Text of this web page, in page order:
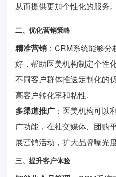
从而提供更加个性化的服务。
二、优化营销策略
精准营销 ：CRM系统能够
好，帮助医美机构制定个性
不同客户群体推送定制化的
高客户转化率和粘性。
多渠道推广 ：医美机构可以
广功能，在社交媒体、团购
展营销活动，扩大品牌曝光
三、提升客户体验